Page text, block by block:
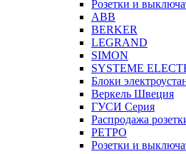
Розетки и
ABB
BERKER
LEGRAND
SIMON
SYSTEME
Блоки
Веркель Швеция
ГУСИ Серия
Распродажа
РЕТРО
Розетки и